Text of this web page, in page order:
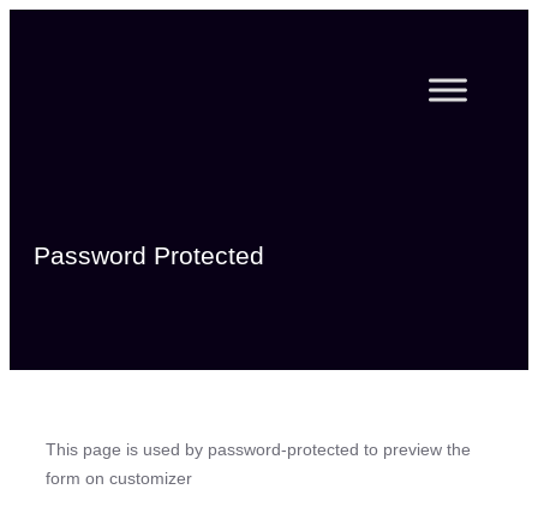
Password Protected
This page is used by password-protected to preview the
form on customizer